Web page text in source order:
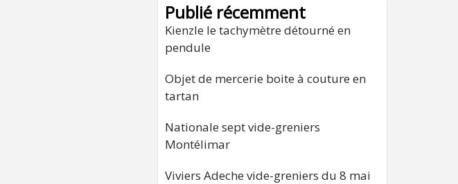
Publié récemment
Kienzle le tachymètre détourné en
pendule
Objet de mercerie boite à couture en
tartan
Nationale sept vide-greniers
Montélimar
Viviers Adeche vide-greniers du 8 mai